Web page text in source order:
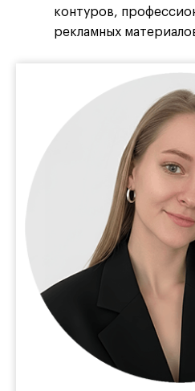
контуров,
рекламных